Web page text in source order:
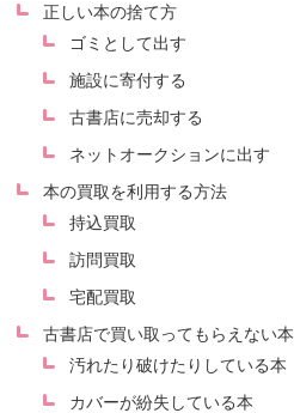
正しい本の捨て方
ゴミとして出す
施設に寄付する
古書店に売却する
ネットオークションに出す
本の買取を利用する方法
持込買取
訪問買取
宅配買取
古書店で買い取ってもらえない本
汚れたり破けたりしている本
カバーが紛失している本